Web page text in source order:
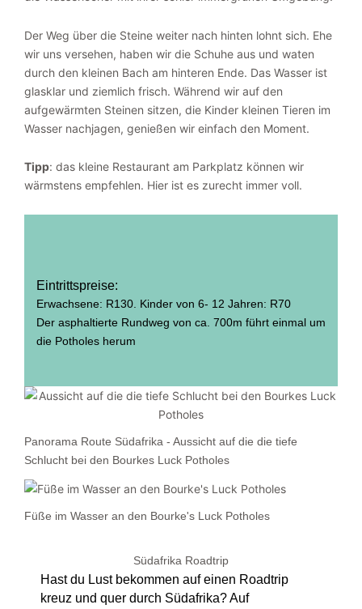
Der Weg über die Steine weiter nach hinten lohnt sich. Ehe
wir uns versehen, haben wir die Schuhe aus und waten
durch den kleinen Bach am hinteren Ende. Das Wasser ist
glasklar und ziemlich frisch. Während wir auf den
aufgewärmten Steinen sitzen, die Kinder kleinen Tieren im
Wasser nachjagen, genießen wir einfach den Moment.
Tipp: das kleine Restaurant am Parkplatz können wir
wärmstens empfehlen. Hier ist es zurecht immer voll.
Eintrittspreise:
Erwachsene: R130. Kinder von 6- 12 Jahren: R70
Der asphaltierte Rundweg von ca. 700m führt einmal um
die Potholes herum
Panorama Route Südafrika - Aussicht auf die die tiefe
Schlucht bei den Bourkes Luck Potholes
Füße im Wasser an den Bourke's Luck Potholes
Südafrika Roadtrip
Hast du Lust bekommen auf einen Roadtrip
kreuz und quer durch Südafrika? Auf